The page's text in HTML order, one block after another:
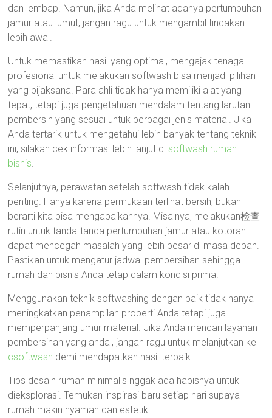
dan lembap. Namun, jika Anda melihat adanya pertumbuhan
jamur atau lumut, jangan ragu untuk mengambil tindakan
lebih awal.
Untuk memastikan hasil yang optimal, mengajak tenaga
profesional untuk melakukan softwash bisa menjadi pilihan
yang bijaksana. Para ahli tidak hanya memiliki alat yang
tepat, tetapi juga pengetahuan mendalam tentang larutan
pembersih yang sesuai untuk berbagai jenis material. Jika
Anda tertarik untuk mengetahui lebih banyak tentang teknik
ini, silakan cek informasi lebih lanjut di softwash rumah
bisnis.
Selanjutnya, perawatan setelah softwash tidak kalah
penting. Hanya karena permukaan terlihat bersih, bukan
berarti kita bisa mengabaikannya. Misalnya, melakukan检查
rutin untuk tanda-tanda pertumbuhan jamur atau kotoran
dapat mencegah masalah yang lebih besar di masa depan.
Pastikan untuk mengatur jadwal pembersihan sehingga
rumah dan bisnis Anda tetap dalam kondisi prima.
Menggunakan teknik softwashing dengan baik tidak hanya
meningkatkan penampilan properti Anda tetapi juga
memperpanjang umur material. Jika Anda mencari layanan
pembersihan yang andal, jangan ragu untuk melanjutkan ke
csoftwash demi mendapatkan hasil terbaik.
Tips desain rumah minimalis nggak ada habisnya untuk
dieksplorasi. Temukan inspirasi baru setiap hari supaya
rumah makin nyaman dan estetik!